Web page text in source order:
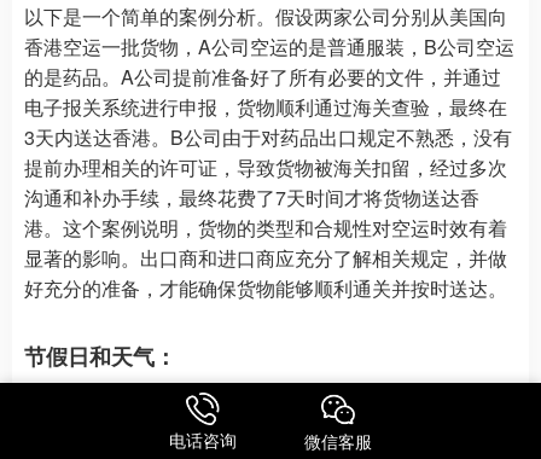
以下是一个简单的案例分析。假设两家公司分别从美国向
香港空运一批货物，A公司空运的是普通服装，B公司空运
的是药品。A公司提前准备好了所有必要的文件，并通过
电子报关系统进行申报，货物顺利通过海关查验，最终在
3天内送达香港。B公司由于对药品出口规定不熟悉，没有
提前办理相关的许可证，导致货物被海关扣留，经过多次
沟通和补办手续，最终花费了7天时间才将货物送达香
港。这个案例说明，货物的类型和合规性对空运时效有着
显著的影响。出口商和进口商应充分了解相关规定，并做
好充分的准备，才能确保货物能够顺利通关并按时送达。
节假日和天气：
电话咨询 微信客服